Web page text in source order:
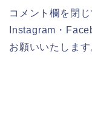
コメント欄を閉
Instagram・
お願いいたします